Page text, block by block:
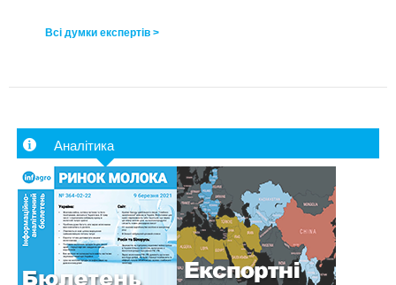
Всі думки експертів >
Аналітика